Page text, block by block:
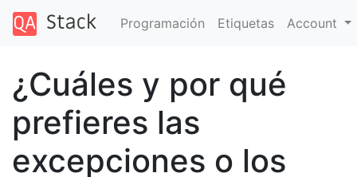
Programación Etiquetas Account
¿Cuáles y por qué
prefieres las
excepciones o los